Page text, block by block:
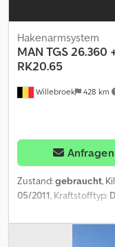
Willebroek 428 km
Hakenarmsystem
MAN TGS
RK20.65
Anfragen
Zustand:gebraucht,
05/2011, Kraftstofftyp:
Fahrerhaus,